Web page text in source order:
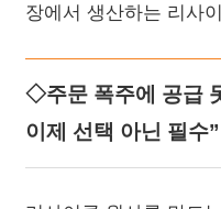
장에서 생산하는 리사
◇주문 폭주에 공급
이제 선택 아닌 필수”